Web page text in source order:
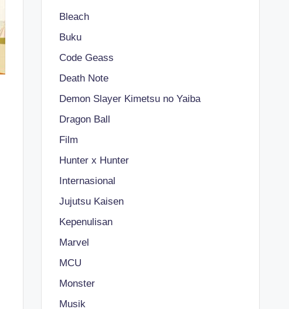
Bleach
Buku
Code Geass
Death Note
Demon Slayer Kimetsu no Yaiba
Dragon Ball
Film
Hunter x Hunter
Internasional
Jujutsu Kaisen
Kepenulisan
Marvel
MCU
Monster
Musik